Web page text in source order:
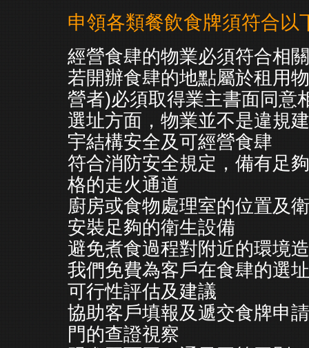
申領各類餐飲食牌須符合以
經營食肆的物業必須符合相
若開辦食肆的地點屬於租用
營者)必須取得業主書面同意
選址方面，物業並不是違規
宇結構安全及可經營食肆
符合消防安全規定，備有足
格的走火通道
廚房或食物處理室的位置及
安裝足夠的衛生設備
避免煮食過程對附近的環境
我們免費為客戶在食肆的選
可行性評估及建議
協助客戶填報及遞交食牌申
門的查證視察